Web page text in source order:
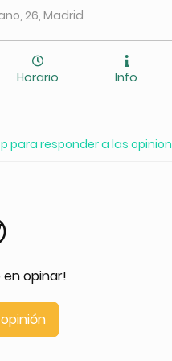
26, Madrid
Horario Info
para responder a las
en opinar!